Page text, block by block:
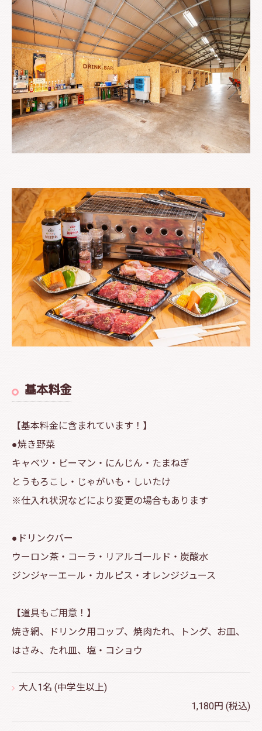
基本料金
【基本料金に含まれています！】
●焼き野菜
キャベツ・ピーマン・にんじん・たまねぎ
とうもろこし・じゃがいも・しいたけ
※仕入れ状況などにより変更の場合もあります
●ドリンクバー
ウーロン茶・コーラ・リアルゴールド・炭酸水
ジンジャーエール・カルピス・オレンジジュース
【道具もご用意！】
焼き網、ドリンク用コップ、焼肉たれ、トング、お皿、
はさみ、たれ皿、塩・コショウ
大人1名 (中学生以上)
1,180円 (税込)